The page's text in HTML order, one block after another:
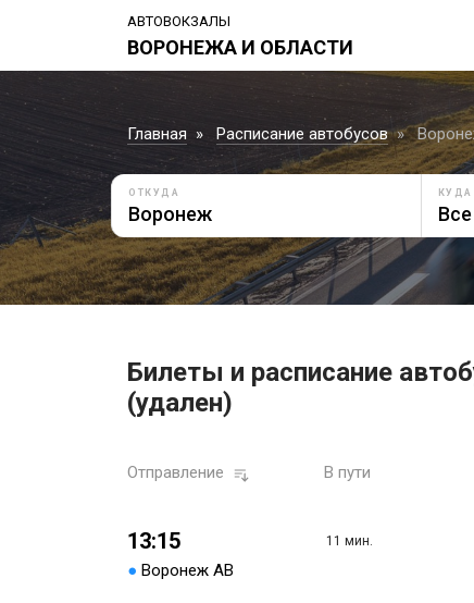
АВТОВОКЗАЛЫ
ВОРОНЕЖА И ОБЛАСТИ
Главная Расписание автобусов
ОТКУДА КУДА
Билеты и расписание
(удален)
Отправление В пути
13:15
● Воронеж АВ
11 мин.